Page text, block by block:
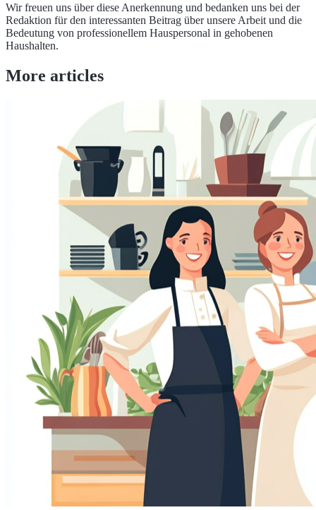
Wir freuen uns über diese Anerkennung und bedanken uns bei der
Redaktion für den interessanten Beitrag über unsere Arbeit und die
Bedeutung von professionellem Hauspersonal in gehobenen
Haushalten.
More articles